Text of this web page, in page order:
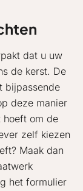
dat u uw
de kerst. De
bijpassende
deze manier
hoeft om de
zelf kiezen
Maak dan
het formulier